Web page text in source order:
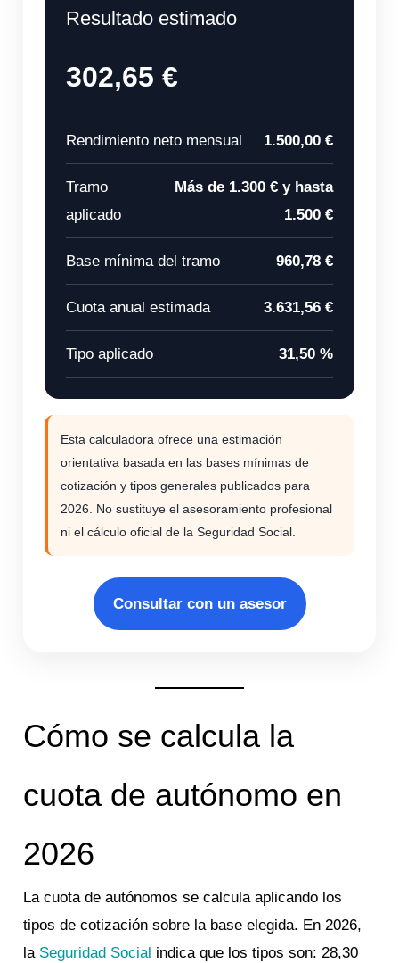
Resultado estimado
302,65 €
Rendimiento neto mensual 1.500,00 €
Tramo
aplicado
Más de 1.300 € y hasta
1.500 €
Base mínima del tramo 960,78 €
Cuota anual estimada 3.631,56 €
Tipo aplicado 31,50 %
Esta calculadora ofrece una estimación
orientativa basada en las bases mínimas de
cotización y tipos generales publicados para
2026. No sustituye el asesoramiento profesional
ni el cálculo oficial de la Seguridad Social.
Consultar con un asesor
Cómo se calcula la
cuota de autónomo en
2026
La cuota de autónomos se calcula aplicando los
tipos de cotización sobre la base elegida. En 2026,
la Seguridad Social indica que los tipos son: 28,30